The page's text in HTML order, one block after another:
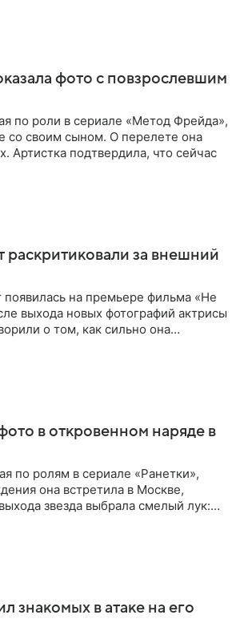
фото с повзрослевшим
по роли в сериале «Метод Фрейда»,
со своим сыном. О перелете она
Артистка подтвердила, что сейчас
за внешний
на премьере фильма «Не
выхода новых фотографий актрисы
о том, как сильно она
в откровенном наряде в
по ролям в сериале «Ранетки»,
она встретила в Москве,
звезда выбрала смелый лук:
знакомых в атаке на его